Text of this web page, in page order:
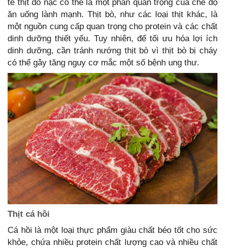
tế thịt đỏ nạc có thể là một phần quan trọng của chế độ
ăn uống lành mạnh. Thịt bò, như các loại thịt khác, là
một nguồn cung cấp quan trọng cho protein và các chất
dinh dưỡng thiết yếu. Tuy nhiên, để tối ưu hóa lợi ích
dinh dưỡng, cần tránh nướng thịt bò vì thịt bò bị cháy
có thể gây tăng nguy cơ mắc một số bệnh ung thư.
Thịt cá hồi
Cá hồi là một loại thực phẩm giàu chất béo tốt cho sức
khỏe, chứa nhiều protein chất lượng cao và nhiều chất